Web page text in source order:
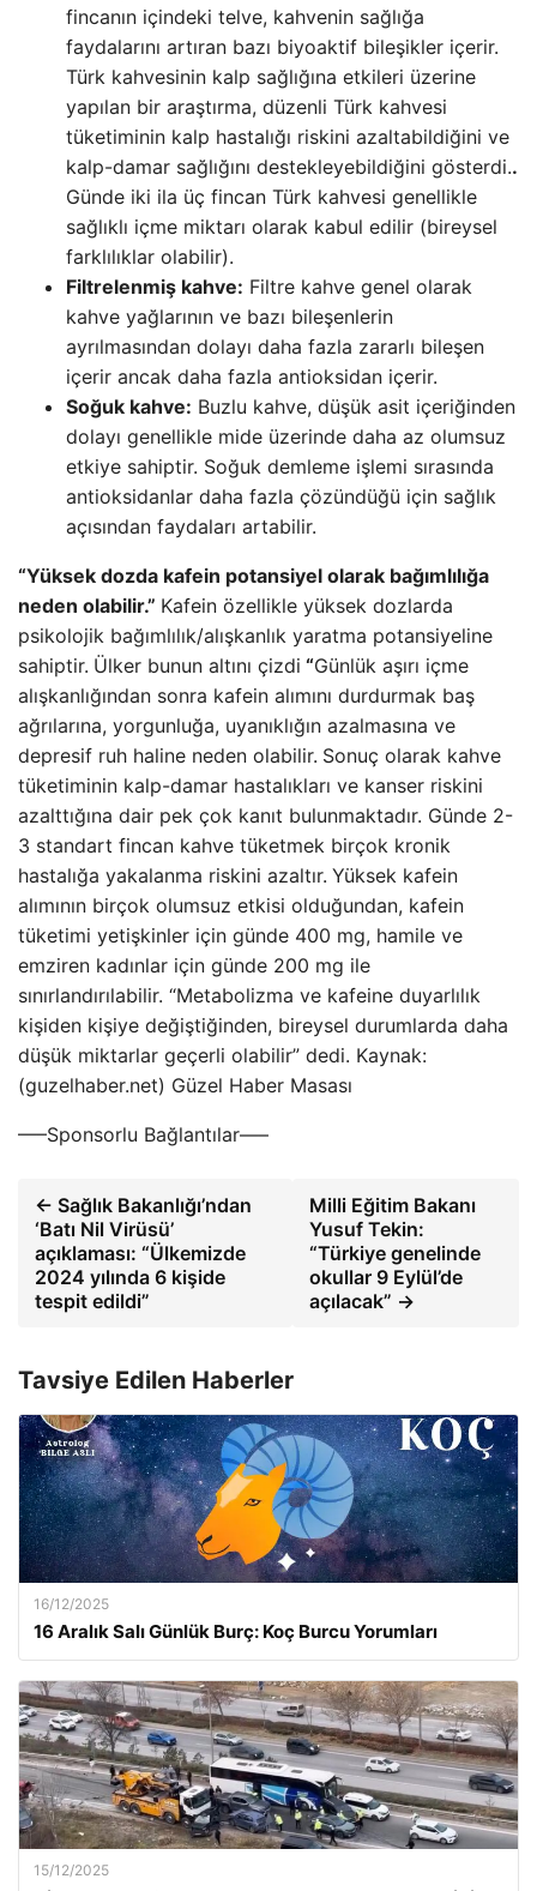
fincanın içindeki telve, kahvenin sağlığa
faydalarını artıran bazı biyoaktif bileşikler içerir.
Türk kahvesinin kalp sağlığına etkileri üzerine
yapılan bir araştırma, düzenli Türk kahvesi
tüketiminin kalp hastalığı riskini azaltabildiğini ve
kalp-damar sağlığını destekleyebildiğini gösterdi..
Günde iki ila üç fincan Türk kahvesi genellikle
sağlıklı içme miktarı olarak kabul edilir (bireysel
farklılıklar olabilir).
Filtrelenmiş kahve: Filtre kahve genel olarak
kahve yağlarının ve bazı bileşenlerin
ayrılmasından dolayı daha fazla zararlı bileşen
içerir ancak daha fazla antioksidan içerir.
Soğuk kahve: Buzlu kahve, düşük asit içeriğinden
dolayı genellikle mide üzerinde daha az olumsuz
etkiye sahiptir. Soğuk demleme işlemi sırasında
antioksidanlar daha fazla çözündüğü için sağlık
açısından faydaları artabilir.
“Yüksek dozda kafein potansiyel olarak bağımlılığa
neden olabilir.” Kafein özellikle yüksek dozlarda
psikolojik bağımlılık/alışkanlık yaratma potansiyeline
sahiptir. Ülker bunun altını çizdi “Günlük aşırı içme
alışkanlığından sonra kafein alımını durdurmak baş
ağrılarına, yorgunluğa, uyanıklığın azalmasına ve
depresif ruh haline neden olabilir. Sonuç olarak kahve
tüketiminin kalp-damar hastalıkları ve kanser riskini
azalttığına dair pek çok kanıt bulunmaktadır. Günde 2-
3 standart fincan kahve tüketmek birçok kronik
hastalığa yakalanma riskini azaltır. Yüksek kafein
alımının birçok olumsuz etkisi olduğundan, kafein
tüketimi yetişkinler için günde 400 mg, hamile ve
emziren kadınlar için günde 200 mg ile
sınırlandırılabilir. “Metabolizma ve kafeine duyarlılık
kişiden kişiye değiştiğinden, bireysel durumlarda daha
düşük miktarlar geçerli olabilir” dedi. Kaynak:
(guzelhaber.net) Güzel Haber Masası
—–Sponsorlu Bağlantılar—–
← Sağlık Bakanlığı’ndan
‘Batı Nil Virüsü’
açıklaması: “Ülkemizde
2024 yılında 6 kişide
tespit edildi”
Milli Eğitim Bakanı
Yusuf Tekin:
“Türkiye genelinde
okullar 9 Eylül’de
açılacak” →
Tavsiye Edilen Haberler
16/12/2025
16 Aralık Salı Günlük Burç: Koç Burcu Yorumları
15/12/2025